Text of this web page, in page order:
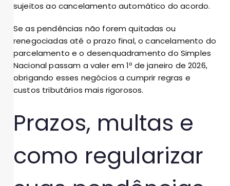
sujeitos ao cancelamento automático do acordo.
Se as pendências não forem quitadas ou
renegociadas até o prazo final, o cancelamento do
parcelamento e o desenquadramento do Simples
Nacional passam a valer em 1º de janeiro de 2026,
obrigando esses negócios a cumprir regras e
custos tributários mais rigorosos.
Prazos, multas e
como regularizar